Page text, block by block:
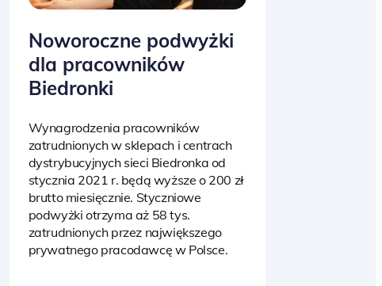
Noworoczne podwyżki
dla pracowników
Biedronki
Wynagrodzenia pracowników
zatrudnionych w sklepach i centrach
dystrybucyjnych sieci Biedronka od
stycznia 2021 r. będą wyższe o 200 zł
brutto miesięcznie. Styczniowe
podwyżki otrzyma aż 58 tys.
zatrudnionych przez największego
prywatnego pracodawcę w Polsce.